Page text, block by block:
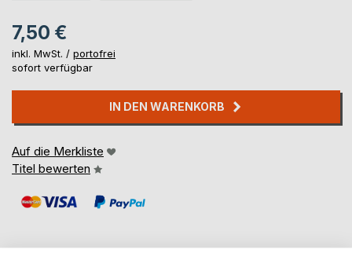
7,50 €
inkl. MwSt. / portofrei
sofort verfügbar
IN DEN WARENKORB
Auf die Merkliste
Titel bewerten